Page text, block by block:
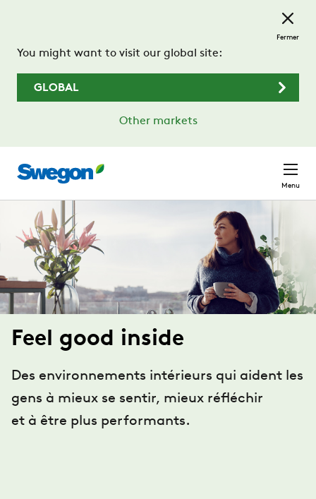
You might want to visit our global site:
GLOBAL
Other markets
Fermer
Menu
Feel good inside
Des environnements intérieurs qui aident les
gens à mieux se sentir, mieux réfléchir
et à être plus performants.